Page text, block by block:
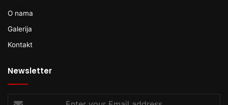
O nama
Galerija
Kontakt
Newsletter
Enter